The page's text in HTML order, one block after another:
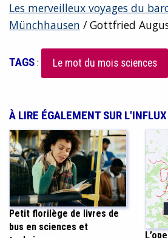
Les merveilleux voyages du
Münchhausen / Gottfried
TAGS: Le mot du mois sciences
À LIRE ÉGALEMENT SUR L'INFLUX
Petit florilège de livres de
bus en sciences et